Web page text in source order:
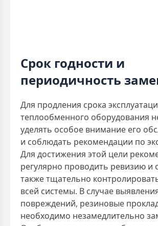
Срок годности и
периодичность
Для продления срока
теплообменного оборудования
уделять особое внимание его
и соблюдать рекомендации по
Для достижения этой цели
регулярно проводить ревизию и
также тщательно
всей системы. В случае
повреждений, резиновые
необходимо незамедлительно